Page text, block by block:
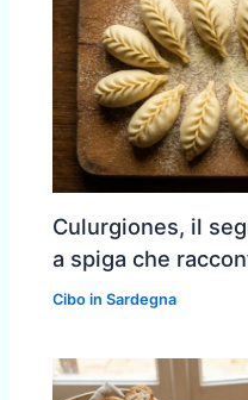
Culurgiones, il
a spiga che
Cibo in Sardegna